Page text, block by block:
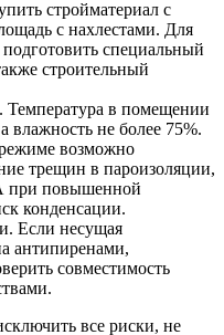
стройматериал с
с нахлестами. Для
специальный
строительный
Температура в помещении
влажность не более 75%.
возможно
трещин в пароизоляции,
при повышенной
конденсации.
Если несущая
антипиренами,
совместимость
все риски, не